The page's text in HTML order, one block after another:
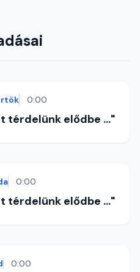
0:00
térdelünk elődbe ..."
0:00
térdelünk elődbe ..."
0:00